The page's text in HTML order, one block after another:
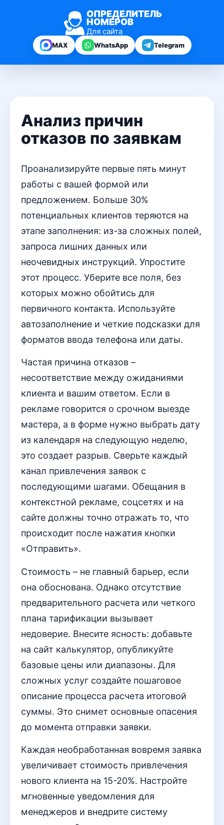
ОПРЕДЕЛИТЕЛЬ
НОМЕРОВ
Для сайта
MAX WhatsApp Telegram
Анализ причин
отказов по заявкам
Проанализируйте первые пять минут
работы с вашей формой или
предложением. Больше 30%
потенциальных клиентов теряются на
этапе заполнения: из-за сложных полей,
запроса лишних данных или
неочевидных инструкций. Упростите
этот процесс. Уберите все поля, без
которых можно обойтись для
первичного контакта. Используйте
автозаполнение и четкие подсказки для
форматов ввода телефона или даты.
Частая причина отказов –
несоответствие между ожиданиями
клиента и вашим ответом. Если в
рекламе говорится о срочном выезде
мастера, а в форме нужно выбрать дату
из календаря на следующую неделю,
это создает разрыв. Сверьте каждый
канал привлечения заявок с
последующими шагами. Обещания в
контекстной рекламе, соцсетях и на
сайте должны точно отражать то, что
происходит после нажатия кнопки
«Отправить».
Стоимость – не главный барьер, если
она обоснована. Однако отсутствие
предварительного расчета или четкого
плана тарификации вызывает
недоверие. Внесите ясность: добавьте
на сайт калькулятор, опубликуйте
базовые цены или диапазоны. Для
сложных услуг создайте пошаговое
описание процесса расчета итоговой
суммы. Это снимет основные опасения
до момента отправки заявки.
Каждая необработанная вовремя заявка
увеличивает стоимость привлечения
нового клиента на 15-20%. Настройте
мгновенные уведомления для
менеджеров и внедрите систему